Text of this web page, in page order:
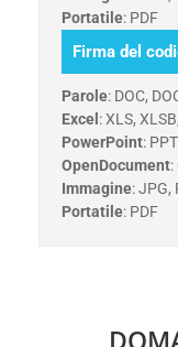
Portatile: PDF
Firma del
Parole: DOC,
Excel : XLS,
PowerPoint:
OpenDocument:
Immagine: JPG,
Portatile: PDF